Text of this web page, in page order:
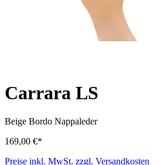
Carrara LS
Beige Bordo Nappaleder
169,00 €*
Preise inkl. MwSt. zzgl. Versandkosten